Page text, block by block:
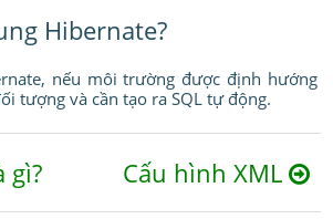
Hibernate?
nếu môi trường được định hướng
tượng và cần tạo ra SQL tự động.
gì? Cấu hình XML